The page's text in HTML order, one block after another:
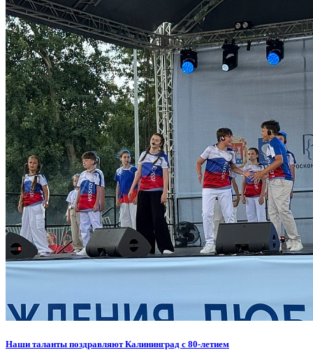
Наши таланты поздравляют Калининград с 80-летием